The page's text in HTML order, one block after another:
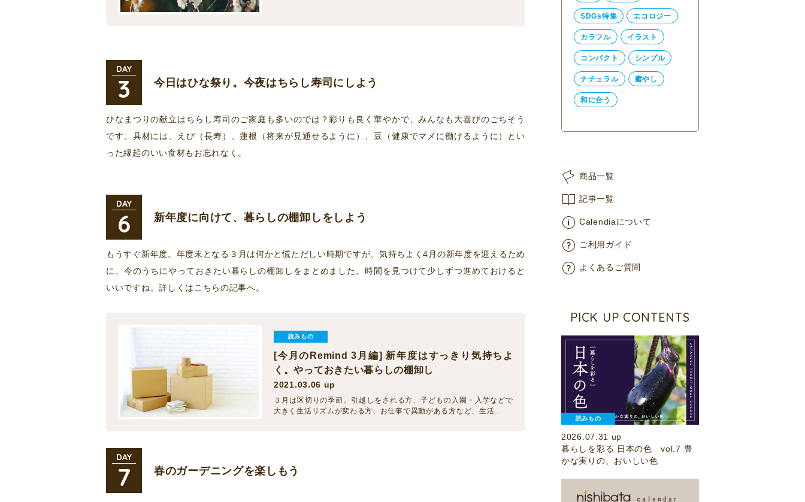
DAY
3 今日はひな祭り。今夜はちらし寿司にしよう
ひなまつりの献立はちらし寿司のご家庭も多いのでは？彩りも良く華やかで、みんなも大喜びのごちそう
です。具材には、えび（長寿）、蓮根（将来が見通せるように）、豆（健康でマメに働けるように）とい
った縁起のいい食材もお忘れなく。
DAY
6 新年度に向けて、暮らしの棚卸しをしよう
もうすぐ新年度。年度末となる３月は何かと慌ただしい時期ですが、気持ちよく4月の新年度を迎えるため
に、今のうちにやっておきたい暮らしの棚卸しをまとめました。時間を見つけて少しずつ進めておけると
いいですね。詳しくはこちらの記事へ。
読みもの
[今月のRemind 3月編] 新年度はすっきり気持ちよ
く。やっておきたい暮らしの棚卸し
2021.03.06 up
３月は区切りの季節。引越しをされる方、子どもの入園・入学などで
大きく生活リズムが変わる方、お仕事で異動がある方など、生活…
DAY
7 春のガーデニングを楽しもう
SDGs特集 エコロジー
カラフル イラスト
コンパクト シンプル
ナチュラル 癒やし
和に合う
商品一覧
記事一覧
Calendiaについて
ご利用ガイド
よくあるご質問
PICK UP CONTENTS
読みもの
2026.07.31 up
暮らしを彩る 日本の色 vol.7 豊
かな実りの、おいしい色